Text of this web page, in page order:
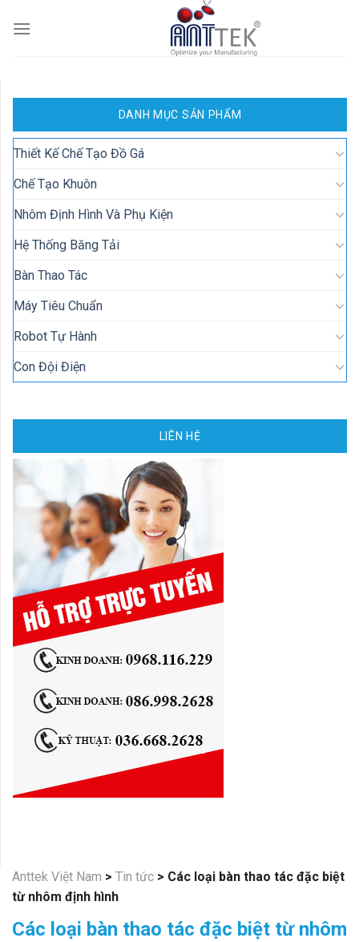
DANH MỤC SẢN PHẨM
Thiết Kế Chế Tạo Đồ Gá
Chế Tạo Khuôn
Nhôm Định Hình Và Phụ Kiện
Hệ Thống Băng Tải
Bàn Thao Tác
Máy Tiêu Chuẩn
Robot Tự Hành
Con Đội Điện
LIÊN HỆ
Anttek Việt Nam > Tin tức > Các loại bàn thao tác đặc biệt
từ nhôm định hình
Các loại bàn thao tác đặc biệt từ nhôm